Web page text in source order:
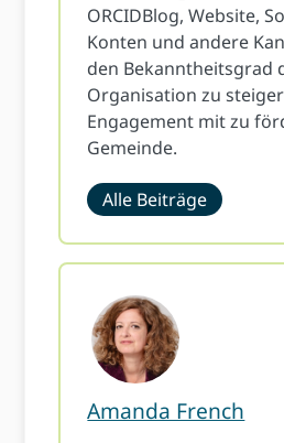
ORCIDBlog, Website,
Konten und andere
den Bekanntheitsgrad
Organisation zu
Engagement mit zu
Gemeinde.
Alle Beiträge
Amanda French